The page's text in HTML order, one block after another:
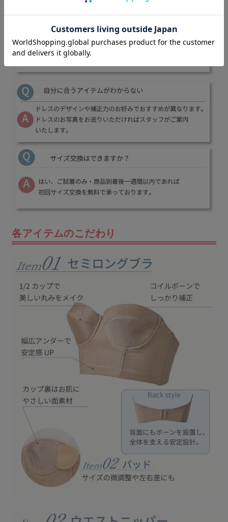
各アイテムのこだわり